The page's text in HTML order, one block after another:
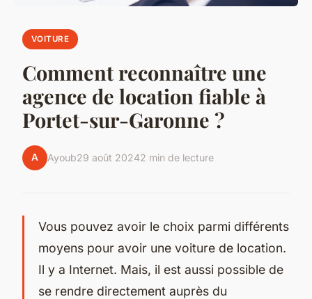
VOITURE
Comment reconnaître une
agence de location fiable à
Portet-sur-Garonne ?
A Ayoub29 août 20242 min de lecture
Vous pouvez avoir le choix parmi différents
moyens pour avoir une voiture de location.
Il y a Internet. Mais, il est aussi possible de
se rendre directement auprès du